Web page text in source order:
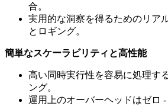
合。
実用的な洞察を得るためのリア
とロギング。
簡単なスケーラビリティと高性能
高い同時実行性を容易に処理す
ング。
運用上のオーバーヘッドはゼロ